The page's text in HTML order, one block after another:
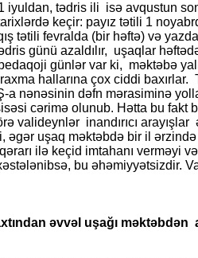
iyuldan, tədris ili isə avqustun
keçir: payız tətili 1
tətili fevralda (bir həftə) və
günü azaldılır, uşaqlar
günlər var ki, məktəbə
hallarına çox ciddi
a nənəsinin dəfn mərasiminə
cərimə olunub. Hətta bu fakt
valideynlər inandırıcı
əgər uşaq məktəbdə bir il
ilə keçid imtahanı verməyi
bu əhəmiyyətsizdir.
əvvəl uşağı məktəbdən